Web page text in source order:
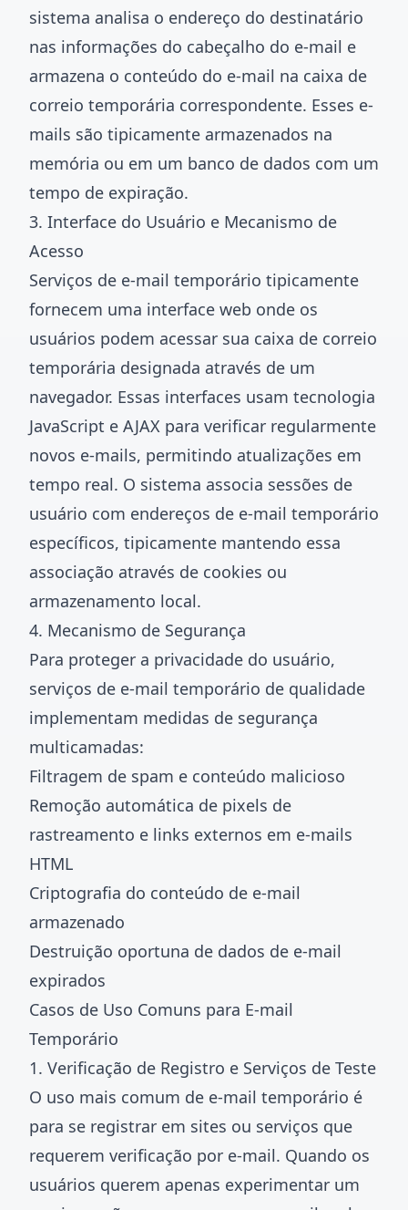
sistema analisa o endereço do destinatário
nas informações do cabeçalho do e-mail e
armazena o conteúdo do e-mail na caixa de
correio temporária correspondente. Esses e-
mails são tipicamente armazenados na
memória ou em um banco de dados com um
tempo de expiração.
3. Interface do Usuário e Mecanismo de
Acesso
Serviços de e-mail temporário tipicamente
fornecem uma interface web onde os
usuários podem acessar sua caixa de correio
temporária designada através de um
navegador. Essas interfaces usam tecnologia
JavaScript e AJAX para verificar regularmente
novos e-mails, permitindo atualizações em
tempo real. O sistema associa sessões de
usuário com endereços de e-mail temporário
específicos, tipicamente mantendo essa
associação através de cookies ou
armazenamento local.
4. Mecanismo de Segurança
Para proteger a privacidade do usuário,
serviços de e-mail temporário de qualidade
implementam medidas de segurança
multicamadas:
Filtragem de spam e conteúdo malicioso
Remoção automática de pixels de
rastreamento e links externos em e-mails
HTML
Criptografia do conteúdo de e-mail
armazenado
Destruição oportuna de dados de e-mail
expirados
Casos de Uso Comuns para E-mail
Temporário
1. Verificação de Registro e Serviços de Teste
O uso mais comum de e-mail temporário é
para se registrar em sites ou serviços que
requerem verificação por e-mail. Quando os
usuários querem apenas experimentar um